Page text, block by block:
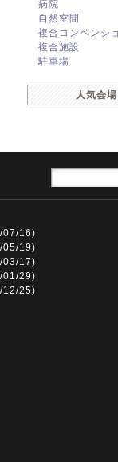
病院
自然空間
複合コンベンシ
複合施設
駐車場
人気会
07/16)
05/19)
03/17)
01/29)
12/25)